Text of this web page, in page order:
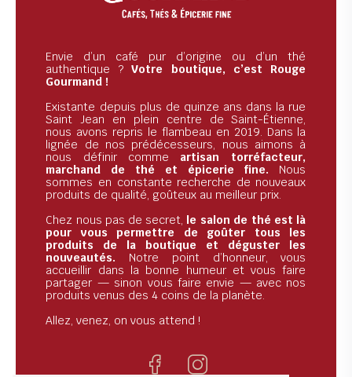
Envie d’un café pur d’origine ou d’un thé
authentique ?Votre boutique, c’est Rouge
Gourmand !
Existante depuis plus de quinze ans dans la rue
Saint Jean en plein centre de Saint-Étienne,
nous avons repris le flambeau en 2019. Dans la
lignée de nos prédécesseurs, nous aimons à
nous définir comme artisan torréfacteur,
marchand de thé et épicerie fine. Nous
sommes en constante recherche de nouveaux
produits de qualité, goûteux au meilleur prix.
Chez nous pas de secret, le salon de thé est là
pour vous permettre de goûter tous les
produits de la boutique et déguster les
nouveautés. Notre point d’honneur, vous
accueillir dans la bonne humeur et vous faire
partager — sinon vous faire envie — avec nos
produits venus des 4 coins de la planète.
Allez, venez, on vous attend !